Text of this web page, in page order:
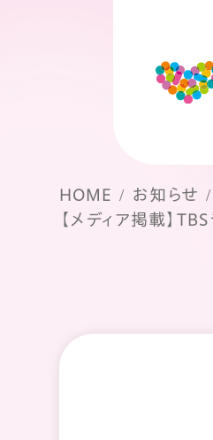
HOME お知らせ
【メディア掲載】